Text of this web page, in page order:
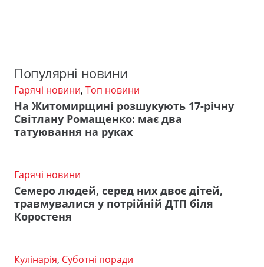
Популярні новини
Гарячі новини, Топ новини
На Житомирщині розшукують 17-річну
Світлану Ромащенко: має два
татуювання на руках
Гарячі новини
Семеро людей, серед них двоє дітей,
травмувалися у потрійній ДТП біля
Коростеня
Кулінарія, Суботні поради